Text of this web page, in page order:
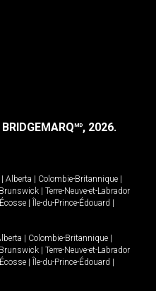
MD, 2026.
| Alberta | Colombie-Britannique |
| Terre-Neuve-et-Labrador
| Île-du-Prince-Édouard |
| Colombie-Britannique |
| Terre-Neuve-et-Labrador
| Île-du-Prince-Édouard |